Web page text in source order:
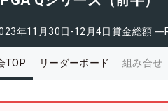
年11月30日-12月4日賞金総額 ―
TOP リーダーボード 組み合せ